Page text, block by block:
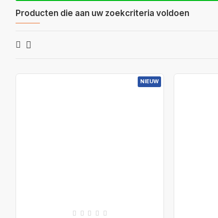
Producten die aan uw zoekcriteria voldoen
NIEUW